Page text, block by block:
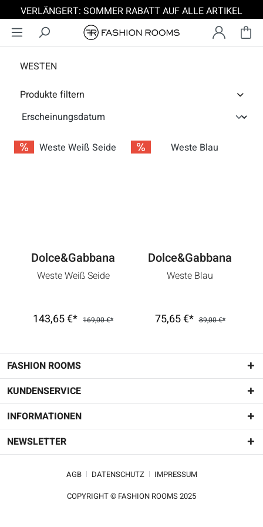
Zum Hauptinhalt springen
VERLÄNGERT: SOMMER RABATT AUF ALLE ARTIKEL
WESTEN
Produkte filtern
Dolce&Gabbana
Weste Weiß Seide
143,65 €* 169,00 €*
Dolce&Gabbana
Weste Blau
75,65 €* 89,00 €*
FASHION ROOMS
KUNDENSERVICE
INFORMATIONEN
NEWSLETTER
AGB DATENSCHUTZ
IMPRESSUM
COPYRIGHT © FASHION ROOMS 2025